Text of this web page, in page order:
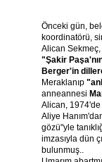
Önceki gün,
koordinatörü,
Alican
"Şakir
Berger'in
Meraklanıp
anneannesi
Alican, 1974'de
Aliye
gözü"yle
imzasıyla dün
bulunmuş..